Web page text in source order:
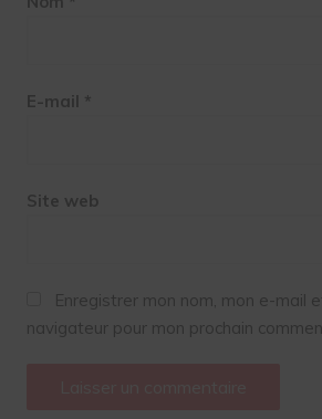
E-mail *
Site web
Enregistrer mon nom, mon e-mail
navigateur pour mon prochain